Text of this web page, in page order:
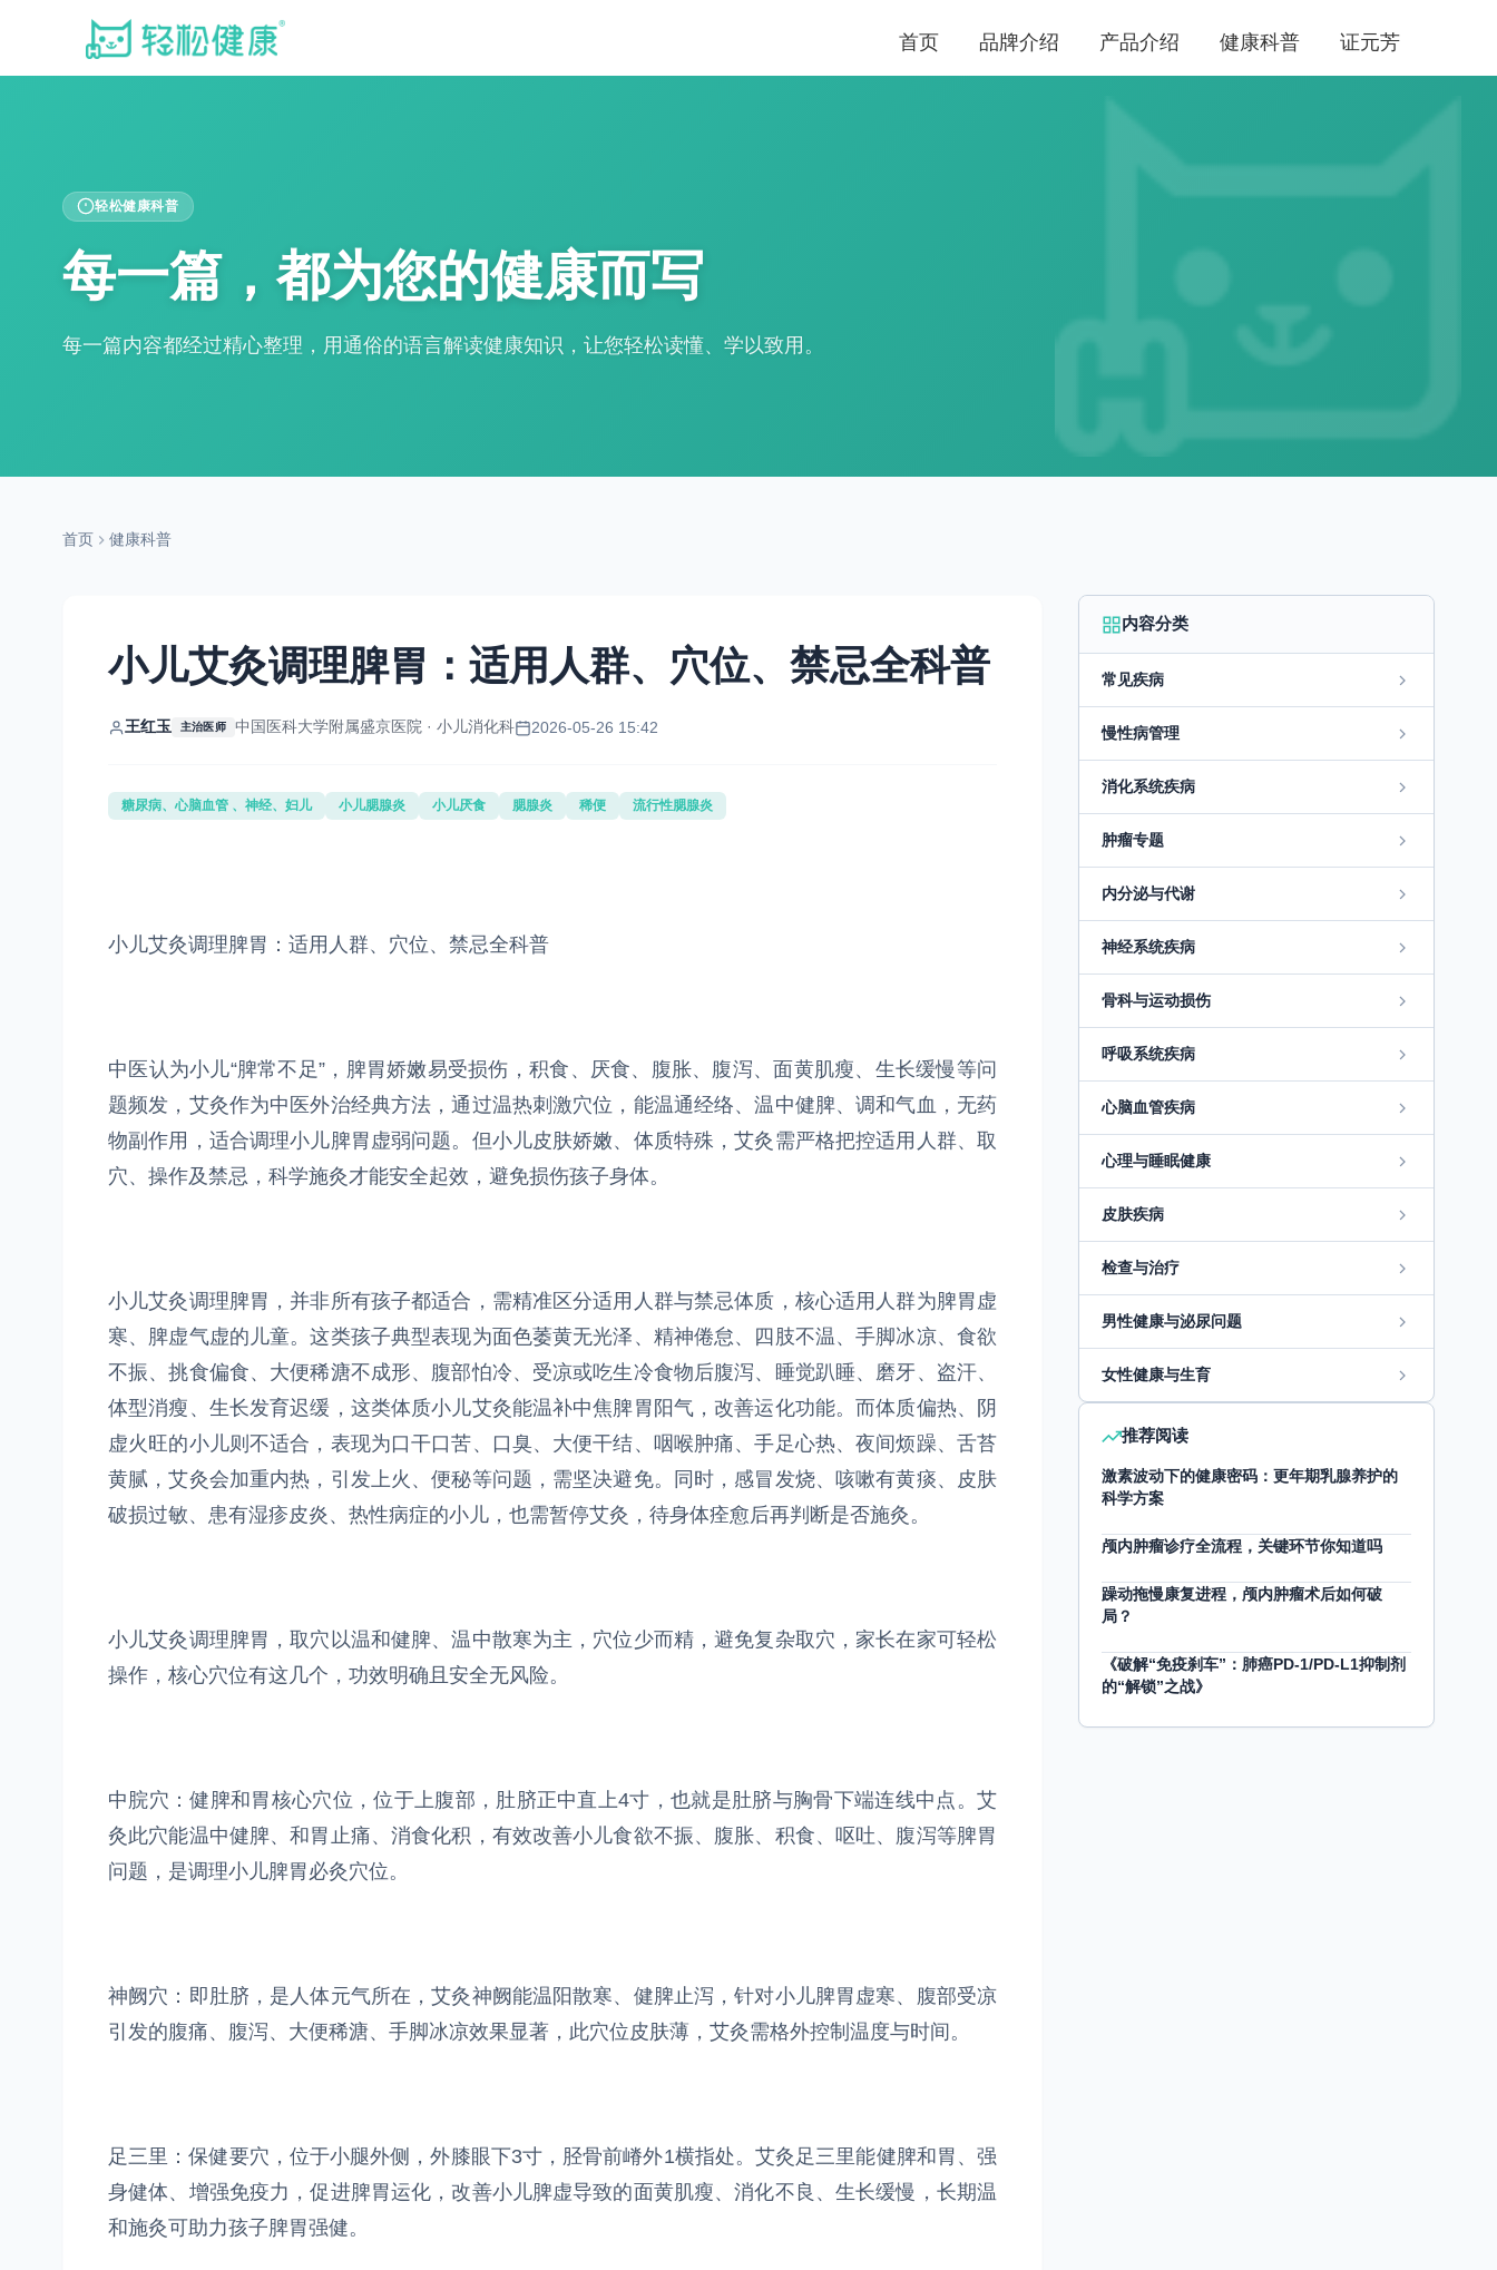
首页 品牌介绍 产品介绍 健康科普 证元芳
轻松健康科普
每一篇，都为您的健康而写
每一篇内容都经过精心整理，用通俗的语言解读健康知识，让您轻松读懂、学以致用。
首页 健康科普
小儿艾灸调理脾胃：适用人群、穴位、禁忌全科普
王红玉 主治医师 中国医科大学附属盛京医院 · 小儿消化科 2026-05-26 15:42
糖尿病、心脑血管 、神经、妇儿 小儿腮腺炎 小儿厌食 腮腺炎 稀便 流行性腮腺炎
小儿艾灸调理脾胃：适用人群、穴位、禁忌全科普
中医认为小儿“脾常不足”，脾胃娇嫩易受损伤，积食、厌食、腹胀、腹泻、面黄肌瘦、生长缓慢等问
题频发，艾灸作为中医外治经典方法，通过温热刺激穴位，能温通经络、温中健脾、调和气血，无药
物副作用，适合调理小儿脾胃虚弱问题。但小儿皮肤娇嫩、体质特殊，艾灸需严格把控适用人群、取
穴、操作及禁忌，科学施灸才能安全起效，避免损伤孩子身体。
小儿艾灸调理脾胃，并非所有孩子都适合，需精准区分适用人群与禁忌体质，核心适用人群为脾胃虚
寒、脾虚气虚的儿童。这类孩子典型表现为面色萎黄无光泽、精神倦怠、四肢不温、手脚冰凉、食欲
不振、挑食偏食、大便稀溏不成形、腹部怕冷、受凉或吃生冷食物后腹泻、睡觉趴睡、磨牙、盗汗、
体型消瘦、生长发育迟缓，这类体质小儿艾灸能温补中焦脾胃阳气，改善运化功能。而体质偏热、阴
虚火旺的小儿则不适合，表现为口干口苦、口臭、大便干结、咽喉肿痛、手足心热、夜间烦躁、舌苔
黄腻，艾灸会加重内热，引发上火、便秘等问题，需坚决避免。同时，感冒发烧、咳嗽有黄痰、皮肤
破损过敏、患有湿疹皮炎、热性病症的小儿，也需暂停艾灸，待身体痊愈后再判断是否施灸。
小儿艾灸调理脾胃，取穴以温和健脾、温中散寒为主，穴位少而精，避免复杂取穴，家长在家可轻松
操作，核心穴位有这几个，功效明确且安全无风险。
中脘穴：健脾和胃核心穴位，位于上腹部，肚脐正中直上4寸，也就是肚脐与胸骨下端连线中点。艾
灸此穴能温中健脾、和胃止痛、消食化积，有效改善小儿食欲不振、腹胀、积食、呕吐、腹泻等脾胃
问题，是调理小儿脾胃必灸穴位。
神阙穴：即肚脐，是人体元气所在，艾灸神阙能温阳散寒、健脾止泻，针对小儿脾胃虚寒、腹部受凉
引发的腹痛、腹泻、大便稀溏、手脚冰凉效果显著，此穴位皮肤薄，艾灸需格外控制温度与时间。
足三里：保健要穴，位于小腿外侧，外膝眼下3寸，胫骨前嵴外1横指处。艾灸足三里能健脾和胃、强
身健体、增强免疫力，促进脾胃运化，改善小儿脾虚导致的面黄肌瘦、消化不良、生长缓慢，长期温
和施灸可助力孩子脾胃强健。
内容分类
常见疾病
慢性病管理
消化系统疾病
肿瘤专题
内分泌与代谢
神经系统疾病
骨科与运动损伤
呼吸系统疾病
心脑血管疾病
心理与睡眠健康
皮肤疾病
检查与治疗
男性健康与泌尿问题
女性健康与生育
推荐阅读
激素波动下的健康密码：更年期乳腺养护的
科学方案
颅内肿瘤诊疗全流程，关键环节你知道吗
躁动拖慢康复进程，颅内肿瘤术后如何破
局？
《破解“免疫刹车”：肺癌PD-1/PD-L1抑制剂
的“解锁”之战》